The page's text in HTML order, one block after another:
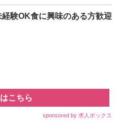
験OK食に興味のある方歓迎
こちら
sponsored by 求人ボックス